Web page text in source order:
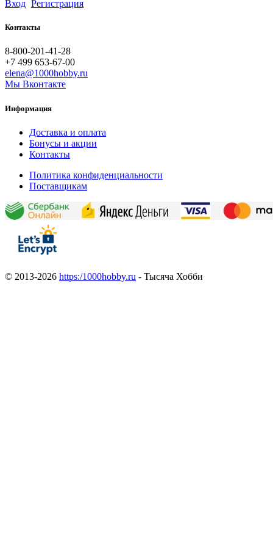
Вход Регистрация
Контакты
8-800-201-41-28
+7 499 653-67-00
elena@1000hobby.ru
Мы Вконтакте
Информация
Доставка и оплата
Бонусы и акции
Контакты
Политика конфиденциальности
Поставщикам
© 2013-2026 https:/1000hobby.ru - Тысяча Хобби